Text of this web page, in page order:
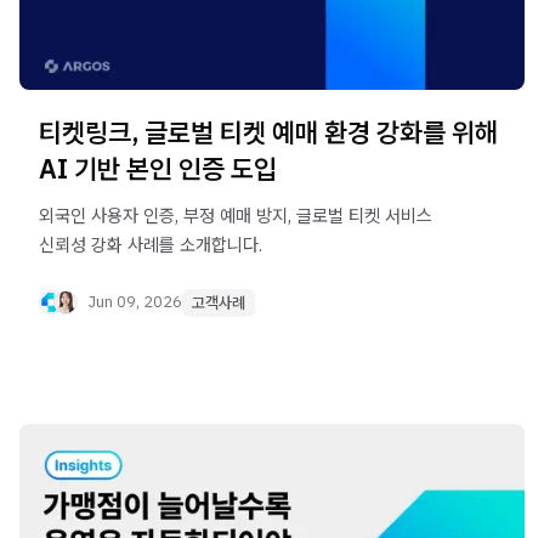
티켓링크, 글로벌 티켓 예매 환경 강화를 위해
AI 기반 본인 인증 도입
외국인 사용자 인증, 부정 예매 방지, 글로벌 티켓 서비스
신뢰성 강화 사례를 소개합니다.
Jun 09, 2026 고객사례